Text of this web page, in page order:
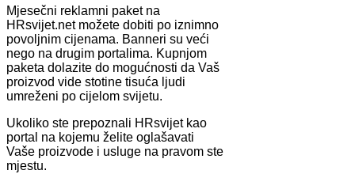
Mjesečni reklamni paket na
HRsvijet.net možete dobiti po iznimno
povoljnim cijenama. Banneri su veći
nego na drugim portalima. Kupnjom
paketa dolazite do mogućnosti da Vaš
proizvod vide stotine tisuća ljudi
umreženi po cijelom svijetu.
Ukoliko ste prepoznali HRsvijet kao
portal na kojemu želite oglašavati
Vaše proizvode i usluge na pravom ste
mjestu.